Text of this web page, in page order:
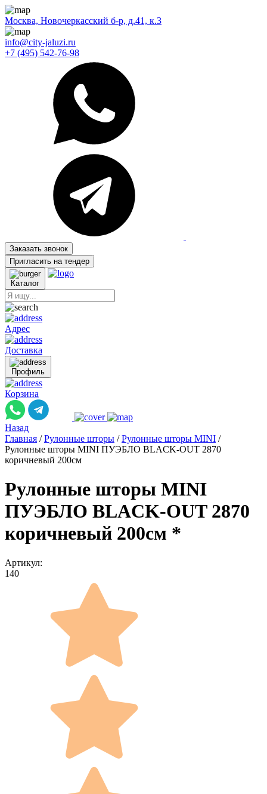
Москва, Новочеркасский б-р, д.41, к.3
info@city-jaluzi.ru
+7 (495) 542-76-98
Заказать звонок
Пригласить на тендер
Каталог
Адрес
Доставка
Профиль
Корзина
Назад
Главная / Рулонные шторы / Рулонные шторы MINI /
Рулонные шторы MINI ПУЭБЛО BLACK-OUT 2870
коричневый 200см
Рулонные шторы MINI
ПУЭБЛО BLACK-OUT 2870
коричневый 200см *
Артикул:
140